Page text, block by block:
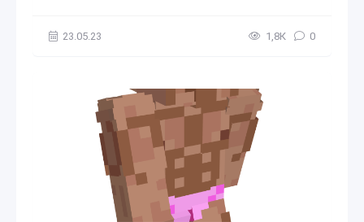
23.05.23 1,8К 0